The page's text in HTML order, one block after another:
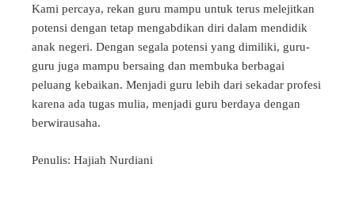
Kami percaya, rekan guru mampu untuk terus melejitkan
potensi dengan tetap mengabdikan diri dalam mendidik
anak negeri. Dengan segala potensi yang dimiliki, guru-
guru juga mampu bersaing dan membuka berbagai
peluang kebaikan. Menjadi guru lebih dari sekadar profesi
karena ada tugas mulia, menjadi guru berdaya dengan
berwirausaha.
Penulis: Hajiah Nurdiani